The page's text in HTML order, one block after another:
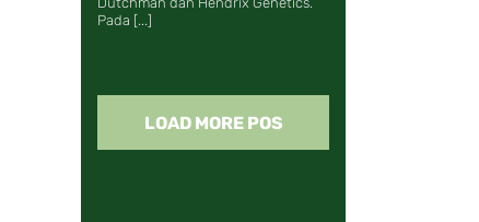
Pada [...]
LOAD MORE POS